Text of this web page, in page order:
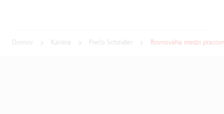
Domov Kariéra Prečo Schindler Rovnováha medzi